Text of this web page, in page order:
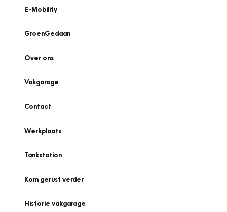
E-Mobility
GroenGedaan
Over ons
Vakgarage
Contact
Werkplaats
Tankstation
Kom gerust verder
Historie vakgarage